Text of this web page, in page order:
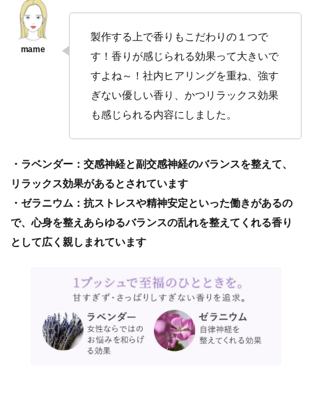
製作する上で香りもこだわりの１つで
す！香りが感じられる効果って大きいで
すよね～！社内ヒアリングを重ね、強す
ぎない優しい香り、かつリラックス効果
も感じられる内容にしました。
・ラベンダー：交感神経と副交感神経のバランスを整えて、
リラックス効果があるとされています
・ゼラニウム：抗ストレスや精神安定といった働きがあるの
で、心身を整えあらゆるバランスの乱れを整えてくれる香り
として広く親しまれています